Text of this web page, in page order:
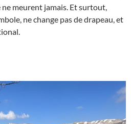
meurent jamais. Et surtout,
ne change pas de drapeau, et